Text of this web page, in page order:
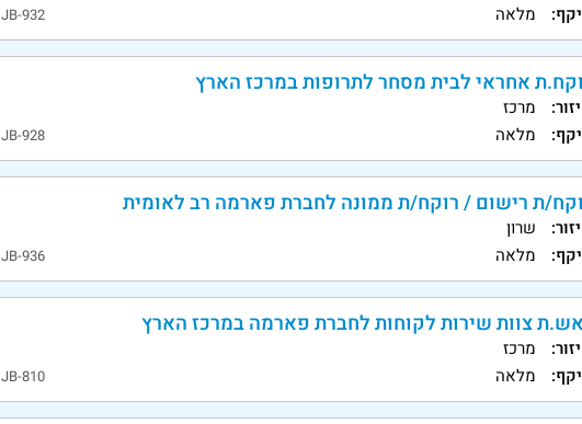
מלאה
JB-932
אחראי לבית מסחר לתרופות במרכז הארץ
מרכז
מלאה
JB-928
ת רישום / רוקח/ת ממונה לחברת פארמה רב לאומית
שרון
מלאה
JB-936
צוות שירות לקוחות לחברת פארמה במרכז הארץ
מרכז
מלאה
JB-810